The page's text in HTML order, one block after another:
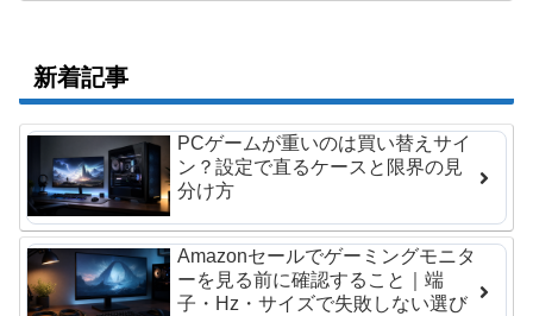
新着記事
PCゲームが重いのは買い替えサイ
ン？設定で直るケースと限界の見
分け方
Amazonセールでゲーミングモニタ
ーを見る前に確認すること｜端
子・Hz・サイズで失敗しない選び